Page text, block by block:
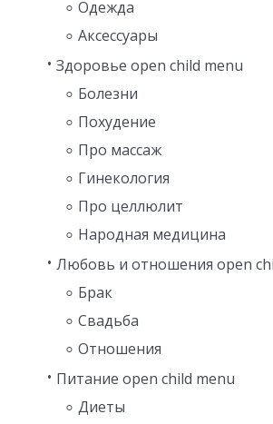
Одежда
Аксессуары
Здоровье open child menu
Болезни
Похудение
Про массаж
Гинекология
Про целлюлит
Народная медицина
Любовь и отношения open
Брак
Свадьба
Отношения
Питание open child menu
Диеты